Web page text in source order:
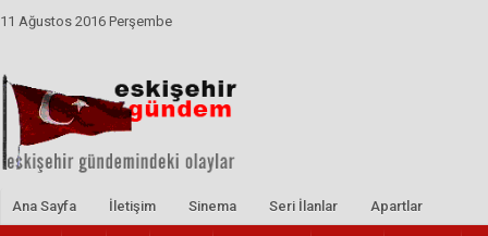
11 Ağustos 2016 Perşembe
Ana Sayfa İletişim Sinema Seri İlanlar Apartlar